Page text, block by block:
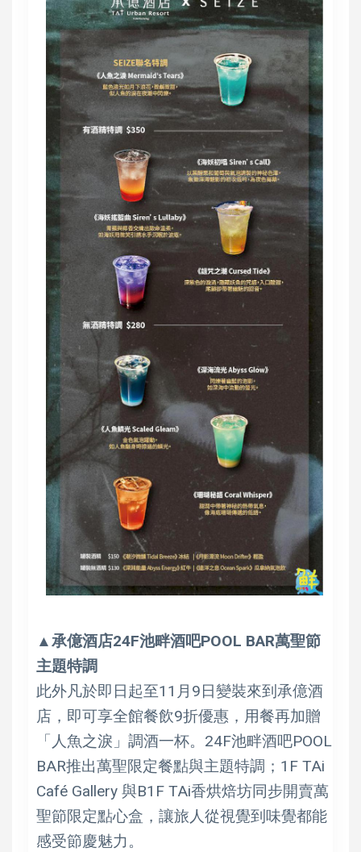
▲承億酒店24F池畔酒吧POOL BAR萬聖節
主題特調
此外凡於即日起至11月9日變裝來到承億酒
店，即可享全館餐飲9折優惠，用餐再加贈
「人魚之淚」調酒一杯。24F池畔酒吧POOL
BAR推出萬聖限定餐點與主題特調；1F TAi
Café Gallery 與B1F TAi香烘焙坊同步開賣萬
聖節限定點心盒，讓旅人從視覺到味覺都能
感受節慶魅力。